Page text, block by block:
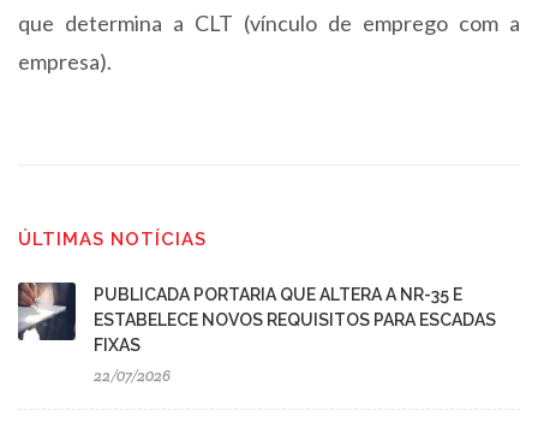
que determina a CLT (vínculo de emprego com a
empresa).
ÚLTIMAS NOTÍCIAS
PUBLICADA PORTARIA QUE ALTERA A NR-35 E
ESTABELECE NOVOS REQUISITOS PARA ESCADAS
FIXAS
22/07/2026